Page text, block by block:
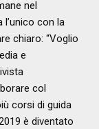
nel
con la
chiaro: “Voglio
e
col
corsi di guida
è diventato